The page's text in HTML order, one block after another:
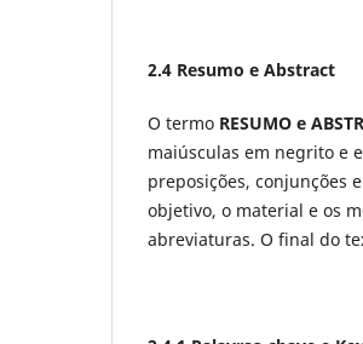
2.4 Resumo e Abstract
O termo RESUMO e
maiúsculas em negrito e
preposições, conjunções
objetivo, o material e os
abreviaturas. O final do